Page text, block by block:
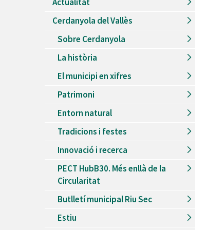
Recursos Humans
Del26/06/2026al30/08/2026
Patis oberts temporada d'estiu
Piscines d'estiu a Cerdanyola
Del01/06/2026al30/09/2026
Refugis climàtics a Cerdanyola
Jocs d'aigua del Parc Cordelles
Del01/07/2024al31/08/2026
Decorem! Conte 'La truita de nabius'
Cerdanyola del Vallès
Sobre Cerdanyola
La història
El municipi en xifres
Patrimoni
Entorn natural
Tradicions i festes
Innovació i recerca
PECT HubB30. Més enllà de la
Circularitat
Butlletí municipal Riu Sec
Estiu